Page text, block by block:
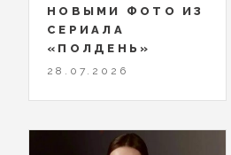
НОВЫМИ ФОТО ИЗ
СЕРИАЛА
«ПОЛДЕНЬ»
28.07.2026